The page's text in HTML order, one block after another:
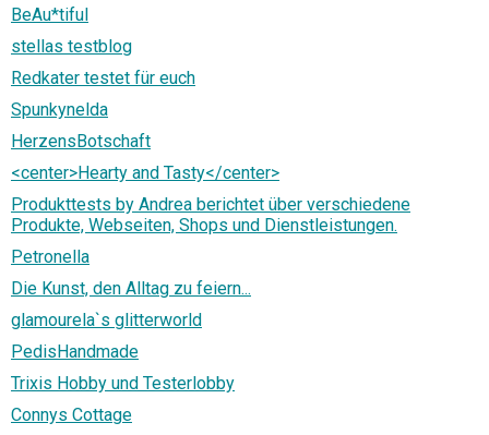
BeAu*tiful
stellas testblog
Redkater testet für euch
Spunkynelda
HerzensBotschaft
<center>Hearty and Tasty</center>
Produkttests by Andrea berichtet über verschiedene
Produkte, Webseiten, Shops und Dienstleistungen.
Petronella
Die Kunst, den Alltag zu feiern...
glamourela`s glitterworld
PedisHandmade
Trixis Hobby und Testerlobby
Connys Cottage